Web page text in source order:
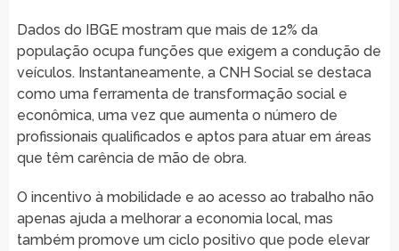
Dados do IBGE mostram que mais de 12% da
população ocupa funções que exigem a condução de
veículos. Instantaneamente, a CNH Social se destaca
como uma ferramenta de transformação social e
econômica, uma vez que aumenta o número de
profissionais qualificados e aptos para atuar em áreas
que têm carência de mão de obra.
O incentivo à mobilidade e ao acesso ao trabalho não
apenas ajuda a melhorar a economia local, mas
também promove um ciclo positivo que pode elevar